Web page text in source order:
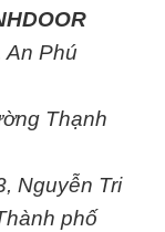
An Phú
Thạnh
Nguyễn Tri
phố